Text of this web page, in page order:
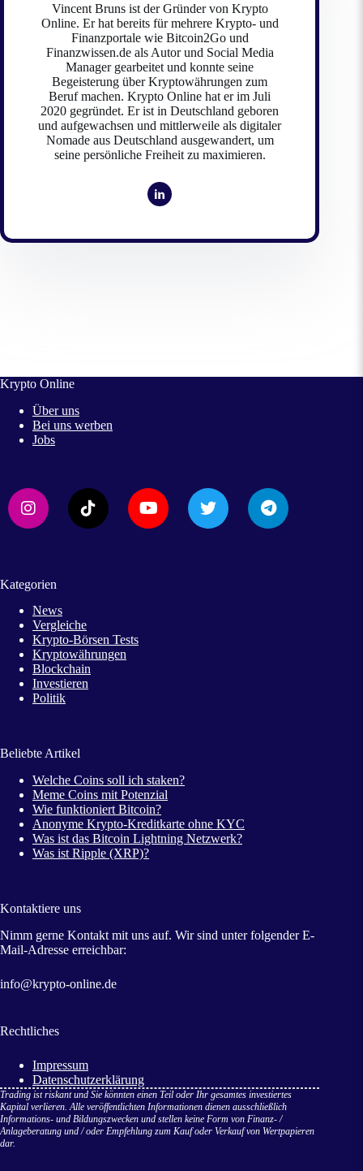
Vincent Bruns ist der Gründer von Krypto
Online. Er hat bereits für mehrere Krypto- und
Finanzportale wie Bitcoin2Go und
Finanzwissen.de als Autor und Social Media
Manager gearbeitet und konnte seine
Begeisterung über Kryptowährungen zum
Beruf machen. Krypto Online hat er im Juli
2020 gegründet. Er ist in Deutschland geboren
und aufgewachsen und mittlerweile als digitaler
Nomade aus Deutschland ausgewandert, um
seine persönliche Freiheit zu maximieren.
Krypto Online
Über uns
Bei uns werben
Jobs
Kategorien
News
Vergleiche
Krypto-Börsen Tests
Kryptowährungen
Blockchain
Investieren
Politik
Beliebte Artikel
Welche Coins soll ich staken?
Meme Coins mit Potenzial
Wie funktioniert Bitcoin?
Anonyme Krypto-Kreditkarte ohne KYC
Was ist das Bitcoin Lightning Netzwerk?
Was ist Ripple (XRP)?
Kontaktiere uns
Nimm gerne Kontakt mit uns auf. Wir sind unter folgender E-
Mail-Adresse erreichbar:
info@krypto-online.de
Rechtliches
Impressum
Datenschutzerklärung
Trading ist riskant und Sie könnten einen Teil oder Ihr gesamtes investiertes
Kapital verlieren. Alle veröffentlichten Informationen dienen ausschließlich
Informations- und Bildungszwecken und stellen keine Form von Finanz- /
Anlageberatung und / oder Empfehlung zum Kauf oder Verkauf von Wertpapieren
dar.